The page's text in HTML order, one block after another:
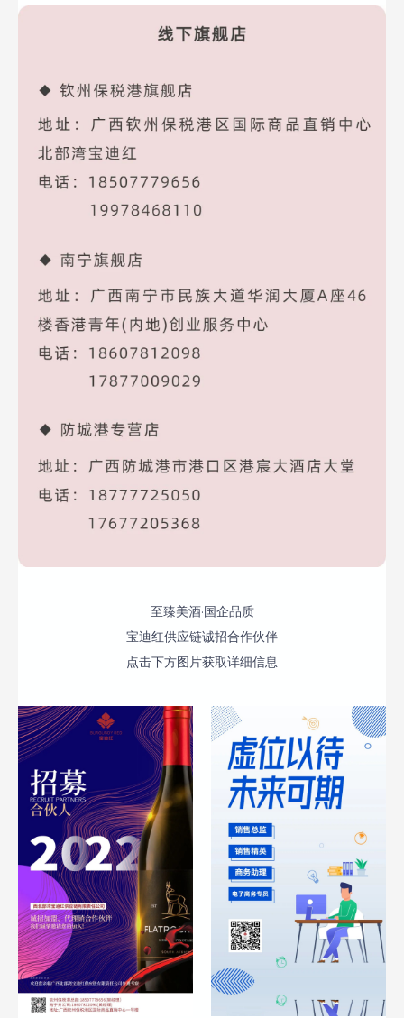
至臻美酒·国企品质
宝迪红供应链诚招合作伙伴
点击下方图片获取详细信息